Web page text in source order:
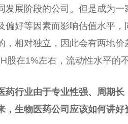
发展阶段的公司。但是成为
偏好等因素而影响估值水平
，相对独立，因此会有两地
股在1%左右，流动性水平的
药行业由于专业性强、周期
，生物医药公司应该如何讲好